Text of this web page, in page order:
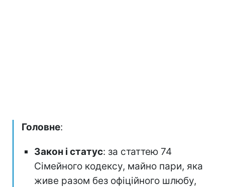
Головне:
Закон і статус: за статтею 74
Сімейного кодексу, майно пари, яка
живе разом без офіційного шлюбу,